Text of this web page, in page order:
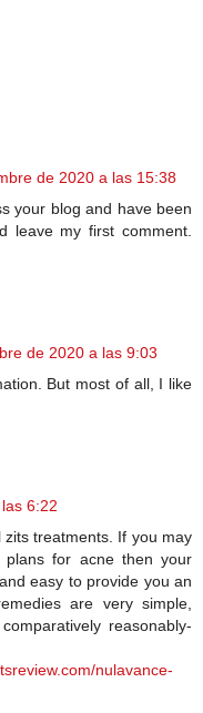
de 2020 a las 15:38
your blog and have been
leave my first comment.
de 2020 a las 9:03
But most of all, I like
6:22
treatments. If you may
for acne then your
easy to provide you an
are very simple,
reasonably-
nulavance-